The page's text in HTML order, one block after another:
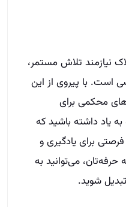
نیازمند تلاش مستمر،
است. با پیروی از این
محکمی برای
یاد داشته باشید که
برای یادگیری و
می‌توانید به
شوید.